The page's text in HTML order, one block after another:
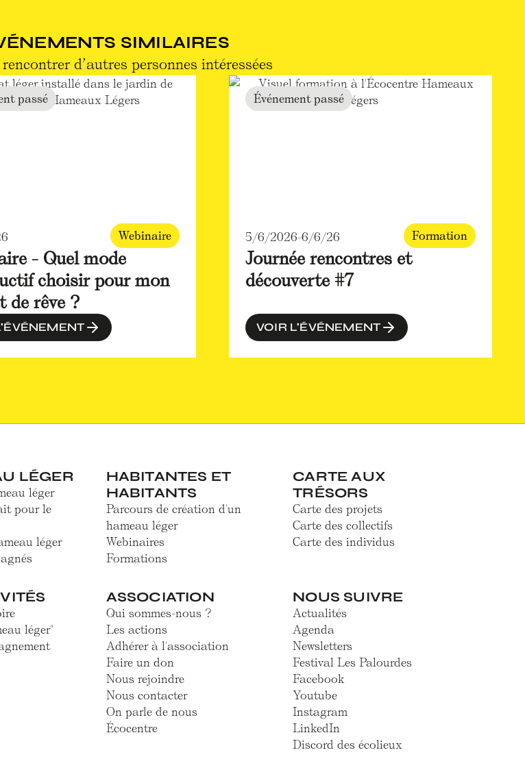
SIMILAIRES
d’autres personnes intéressées
passé
Webinaire
- Quel mode
choisir pour mon
de rêve ?
Événement passé
5/6/2026-6/6/26 Formation
Journée rencontres et
découverte #7
VOIR L'ÉVÉNEMENT
LÉGER
léger
pour le
léger
HABITANTES ET
HABITANTS
Parcours de création d'un
hameau léger
Webinaires
Formations
CARTE AUX
TRÉSORS
Carte des projets
Carte des collectifs
Carte des individus
léger"
ASSOCIATION
Qui sommes-nous ?
Les actions
Adhérer à l'association
Faire un don
Nous rejoindre
Nous contacter
On parle de nous
Écocentre
NOUS SUIVRE
Actualités
Agenda
Newsletters
Festival Les Palourdes
Facebook
Youtube
Instagram
LinkedIn
Discord des écolieux